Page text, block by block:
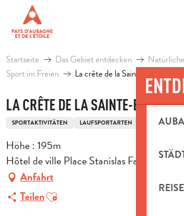
contenu
principal
Startseite Das Gebiet entdecken
Sport im Freien
La crête de la Sainte-Baume
LA CRÊTE DE LA SAINTE-BAUME
SPORTAKTIVITÄTEN LAUFSPORTARTEN
Höhe : 195m
Hôtel de ville Place Stanislas Fabre,
Anfahrt
TeilenAjouter aux favoris